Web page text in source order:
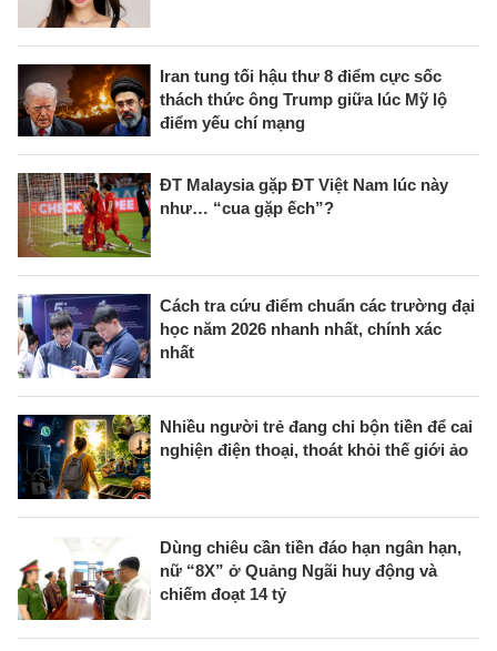
Iran tung tối hậu thư 8 điểm cực sốc
thách thức ông Trump giữa lúc Mỹ lộ
điểm yếu chí mạng
ĐT Malaysia gặp ĐT Việt Nam lúc này
như… “cua gặp ếch”?
Cách tra cứu điểm chuẩn các trường đại
học năm 2026 nhanh nhất, chính xác
nhất
Nhiều người trẻ đang chi bộn tiền để cai
nghiện điện thoại, thoát khỏi thế giới ảo
Dùng chiêu cần tiền đáo hạn ngân hạn,
nữ “8X” ở Quảng Ngãi huy động và
chiếm đoạt 14 tỷ